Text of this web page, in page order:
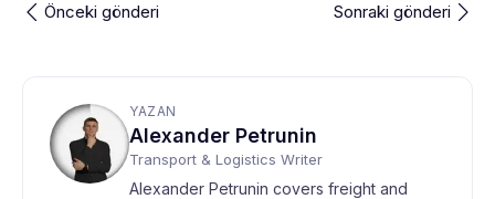
Önceki gönderi Sonraki gönderi
YAZAN
Alexander Petrunin
Transport & Logistics Writer
Alexander Petrunin covers freight and